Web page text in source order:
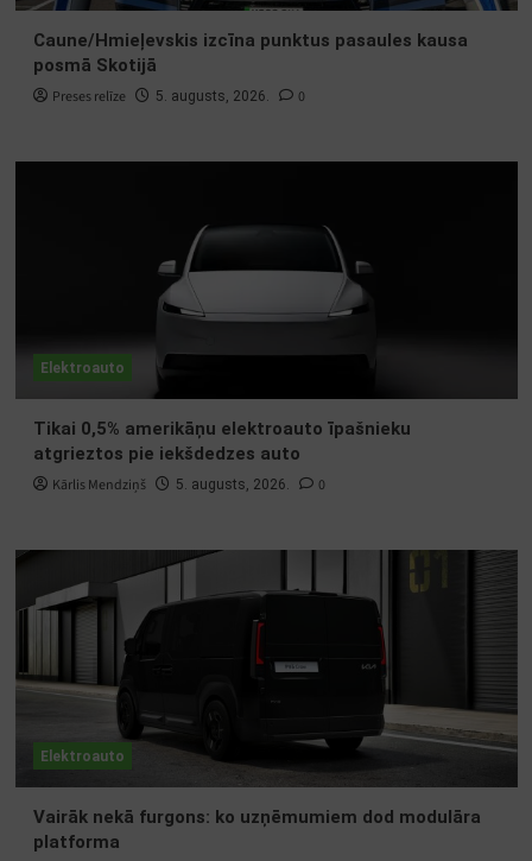
Caune/Hmieļevskis izcīna punktus pasaules kausa
posmā Skotijā
Preses relīze 5. augusts, 2026. 0
Elektroauto
Tikai 0,5% amerikāņu elektroauto īpašnieku
atgrieztos pie iekšdedzes auto
Kārlis Mendziņš 5. augusts, 2026. 0
Elektroauto
Vairāk nekā furgons: ko uzņēmumiem dod modulāra
platforma